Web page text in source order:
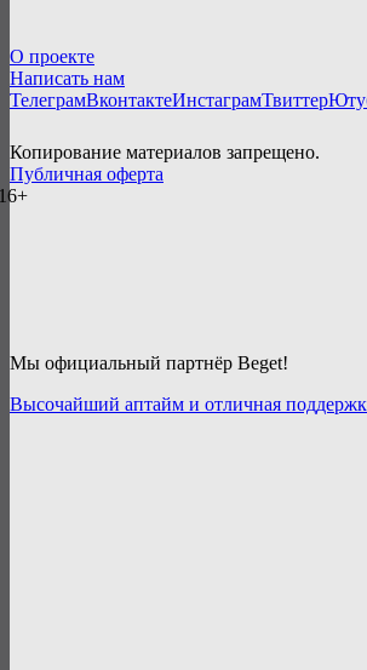
О проекте
Написать нам
ТелеграмВконтактеИнстаграмТвиттер
Копирование материалов запрещено.
Публичная оферта
Мы официальный партнёр Beget!
Высочайший аптайм и отличная